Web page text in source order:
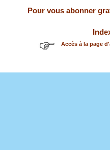
Pour vous abonner
Accès à la page